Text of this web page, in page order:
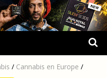
/ Cannabis en Europe /